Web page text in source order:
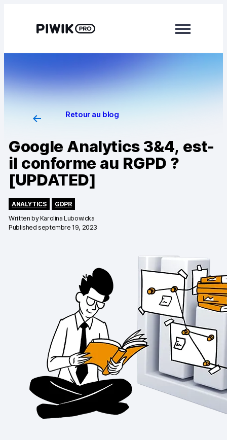
Web Analytics
Tag Manager
RGPD Consent Manager
En savoir plus
Intégrations
Services professionnels et services clientèle
Analytics pour le web et le mobile
Analytics pour les équipes produits digitaux
Tag Management
Activation des données
Respect de la vie privée
Analyses pour le commerce électronique
Retour au blog
Google Analytics 3&4, est-
il conforme au RGPD ?
[UPDATED]
ANALYTICS
GDPR
Written byKarolina Lubowicka
Published septembre 19, 2023